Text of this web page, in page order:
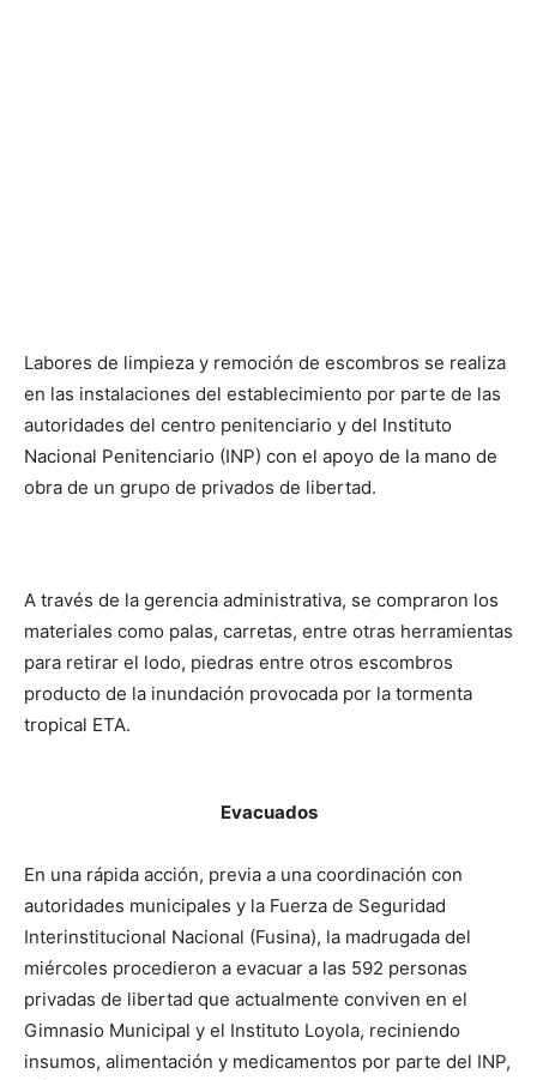
Labores de limpieza y remoción de escombros se realiza
en las instalaciones del establecimiento por parte de las
autoridades del centro penitenciario y del Instituto
Nacional Penitenciario (INP) con el apoyo de la mano de
obra de un grupo de privados de libertad.
A través de la gerencia administrativa, se compraron los
materiales como palas, carretas, entre otras herramientas
para retirar el lodo, piedras entre otros escombros
producto de la inundación provocada por la tormenta
tropical ETA.
Evacuados
En una rápida acción, previa a una coordinación con
autoridades municipales y la Fuerza de Seguridad
Interinstitucional Nacional (Fusina), la madrugada del
miércoles procedieron a evacuar a las 592 personas
privadas de libertad que actualmente conviven en el
Gimnasio Municipal y el Instituto Loyola, reciniendo
insumos, alimentación y medicamentos por parte del INP,